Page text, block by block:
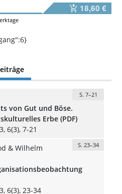
18,60 €
S. 7–21
von Gut und Böse.
Erbe (PDF)
6(3), 7-21
& Wilhelm
S. 23–34
6(3), 23-34